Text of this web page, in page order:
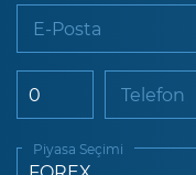
E-Posta
Telefon
Piyasa Seçimi